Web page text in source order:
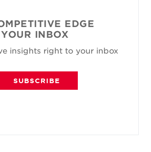
EDGE
YOUR INBOX
insights right to your inbox
SUBSCRIBE